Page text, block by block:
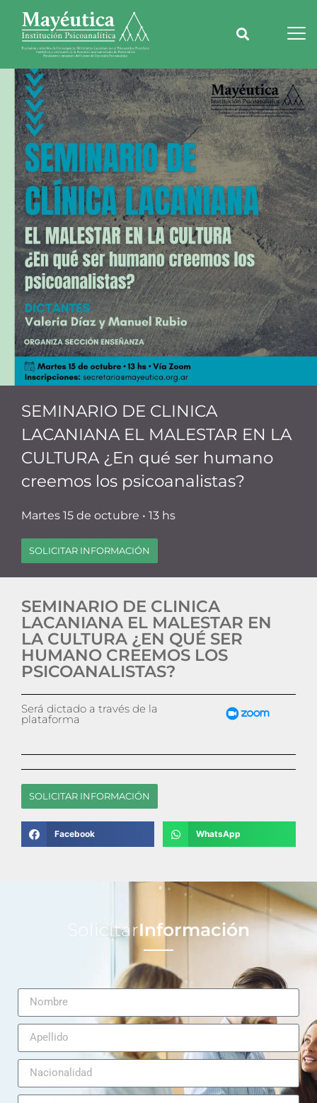
SEMINARIO DE CLINICA
LACANIANA EL MALESTAR EN LA
CULTURA ¿En qué ser humano
creemos los psicoanalistas?
Martes 15 de octubre • 13 hs
SOLICITAR INFORMACIÓN
SEMINARIO DE CLINICA
LACANIANA EL MALESTAR EN
LA CULTURA ¿EN QUÉ SER
HUMANO CREEMOS LOS
PSICOANALISTAS?
Será dictado a través de la
plataforma
SOLICITAR INFORMACIÓN
Facebook WhatsApp
SolicitarInformación